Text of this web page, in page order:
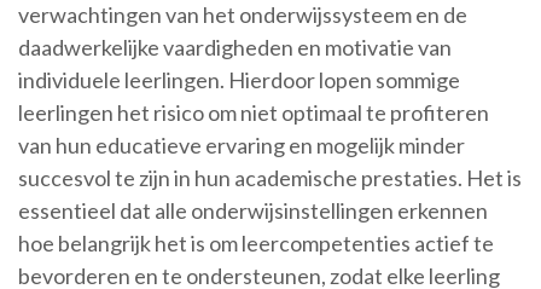
verwachtingen van het onderwijssysteem en de
daadwerkelijke vaardigheden en motivatie van
individuele leerlingen. Hierdoor lopen sommige
leerlingen het risico om niet optimaal te profiteren
van hun educatieve ervaring en mogelijk minder
succesvol te zijn in hun academische prestaties. Het is
essentieel dat alle onderwijsinstellingen erkennen
hoe belangrijk het is om leercompetenties actief te
bevorderen en te ondersteunen, zodat elke leerling